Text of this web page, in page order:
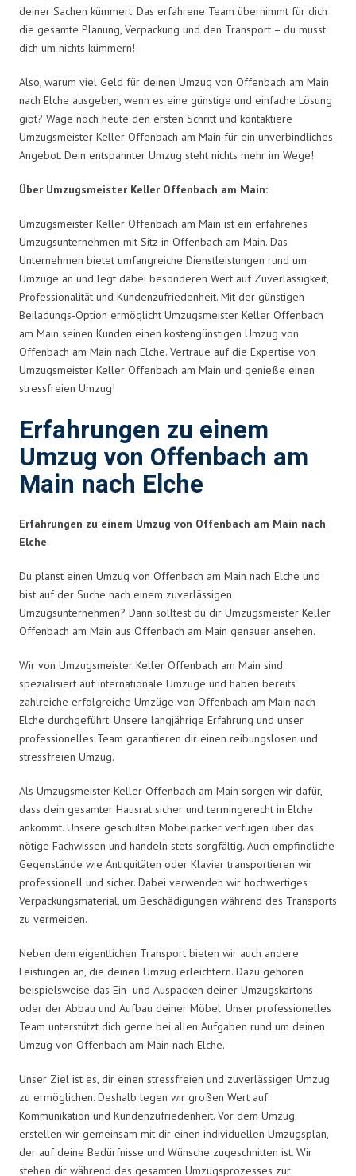
deiner Sachen kümmert. Das erfahrene Team übernimmt für dich
die gesamte Planung, Verpackung und den Transport – du musst
dich um nichts kümmern!
Also, warum viel Geld für deinen Umzug von Offenbach am Main
nach Elche ausgeben, wenn es eine günstige und einfache Lösung
gibt? Wage noch heute den ersten Schritt und kontaktiere
Umzugsmeister Keller Offenbach am Main für ein unverbindliches
Angebot. Dein entspannter Umzug steht nichts mehr im Wege!
Über Umzugsmeister Keller Offenbach am Main:
Umzugsmeister Keller Offenbach am Main ist ein erfahrenes
Umzugsunternehmen mit Sitz in Offenbach am Main. Das
Unternehmen bietet umfangreiche Dienstleistungen rund um
Umzüge an und legt dabei besonderen Wert auf Zuverlässigkeit,
Professionalität und Kundenzufriedenheit. Mit der günstigen
Beiladungs-Option ermöglicht Umzugsmeister Keller Offenbach
am Main seinen Kunden einen kostengünstigen Umzug von
Offenbach am Main nach Elche. Vertraue auf die Expertise von
Umzugsmeister Keller Offenbach am Main und genieße einen
stressfreien Umzug!
Erfahrungen zu einem
Umzug von Offenbach am
Main nach Elche
Erfahrungen zu einem Umzug von Offenbach am Main nach
Elche
Du planst einen Umzug von Offenbach am Main nach Elche und
bist auf der Suche nach einem zuverlässigen
Umzugsunternehmen? Dann solltest du dir Umzugsmeister Keller
Offenbach am Main aus Offenbach am Main genauer ansehen.
Wir von Umzugsmeister Keller Offenbach am Main sind
spezialisiert auf internationale Umzüge und haben bereits
zahlreiche erfolgreiche Umzüge von Offenbach am Main nach
Elche durchgeführt. Unsere langjährige Erfahrung und unser
professionelles Team garantieren dir einen reibungslosen und
stressfreien Umzug.
Als Umzugsmeister Keller Offenbach am Main sorgen wir dafür,
dass dein gesamter Hausrat sicher und termingerecht in Elche
ankommt. Unsere geschulten Möbelpacker verfügen über das
nötige Fachwissen und handeln stets sorgfältig. Auch empfindliche
Gegenstände wie Antiquitäten oder Klavier transportieren wir
professionell und sicher. Dabei verwenden wir hochwertiges
Verpackungsmaterial, um Beschädigungen während des Transports
zu vermeiden.
Neben dem eigentlichen Transport bieten wir auch andere
Leistungen an, die deinen Umzug erleichtern. Dazu gehören
beispielsweise das Ein- und Auspacken deiner Umzugskartons
oder der Abbau und Aufbau deiner Möbel. Unser professionelles
Team unterstützt dich gerne bei allen Aufgaben rund um deinen
Umzug von Offenbach am Main nach Elche.
Unser Ziel ist es, dir einen stressfreien und zuverlässigen Umzug
zu ermöglichen. Deshalb legen wir großen Wert auf
Kommunikation und Kundenzufriedenheit. Vor dem Umzug
erstellen wir gemeinsam mit dir einen individuellen Umzugsplan,
der auf deine Bedürfnisse und Wünsche zugeschnitten ist. Wir
stehen dir während des gesamten Umzugsprozesses zur